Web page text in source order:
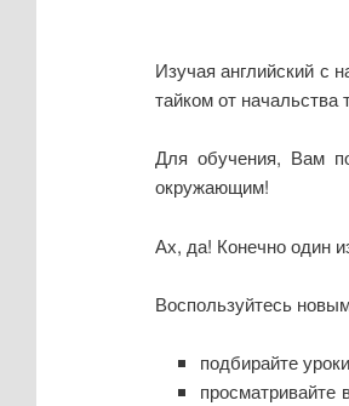
Изучая английский с
тайком от начальства
Для обучения, Вам
окружающим!
Ах, да! Конечно один
Воспользуйтесь
подбирайте